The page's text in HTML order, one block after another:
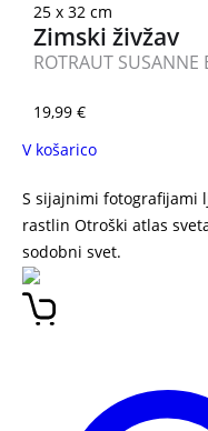
25 x 32 cm
Zimski živžav
ROTRAUT SUSANNE
19,99 €
V košarico
S sijajnimi fotografijami
rastlin Otroški atlas
sodobni svet.